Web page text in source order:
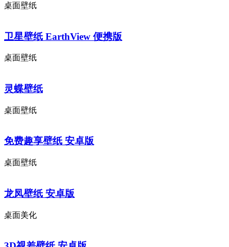
桌面壁纸
卫星壁纸 EarthView 便携版
桌面壁纸
灵蝶壁纸
桌面壁纸
免费趣享壁纸 安卓版
桌面壁纸
龙凤壁纸 安卓版
桌面美化